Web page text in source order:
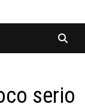
serio